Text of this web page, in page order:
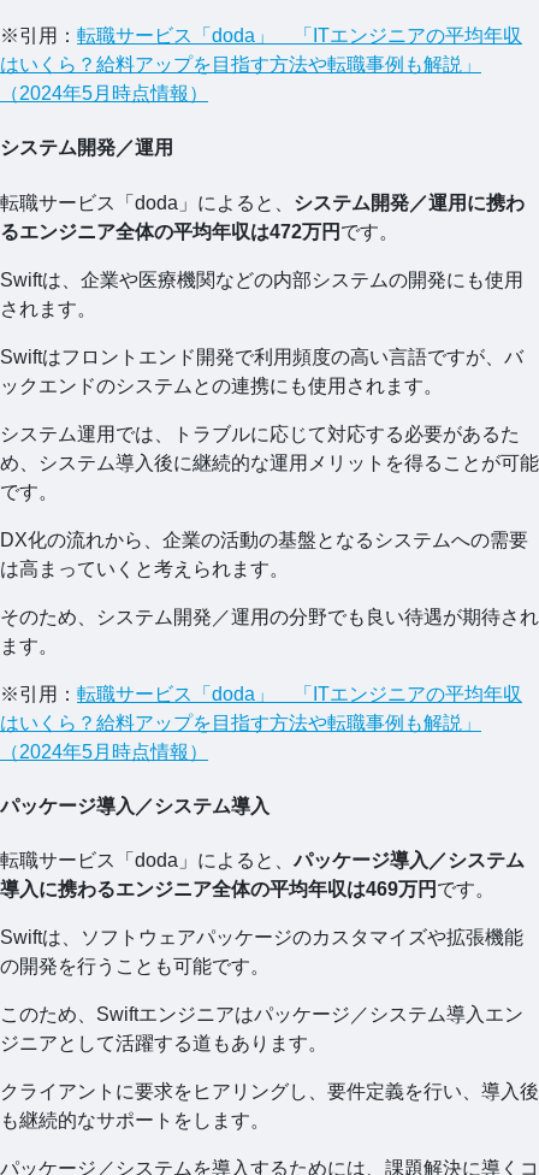
※引用： 転職サービス「doda」 「ITエンジニアの平均年収
はいくら？給料アップを目指す方法や転職事例も解説」
（2024年5月時点情報）
システム開発／運用
転職サービス「doda」によると、 システム開発／運用に携わ
るエンジニア全体の平均年収は472万円 です。
Swiftは、企業や医療機関などの内部システムの開発にも使用
されます。
Swiftはフロントエンド開発で利用頻度の高い言語ですが、バ
ックエンドのシステムとの連携にも使用されます。
システム運用では、トラブルに応じて対応する必要があるた
め、システム導入後に継続的な運用メリットを得ることが可能
です。
DX化の流れから、企業の活動の基盤となるシステムへの需要
は高まっていくと考えられます。
そのため、システム開発／運用の分野でも良い待遇が期待され
ます。
※引用： 転職サービス「doda」 「ITエンジニアの平均年収
はいくら？給料アップを目指す方法や転職事例も解説」
（2024年5月時点情報）
パッケージ導入／システム導入
転職サービス「doda」によると、パッケージ導入／システム
導入に携わるエンジニア全体の平均年収は469万円 です。
Swiftは、ソフトウェアパッケージのカスタマイズや拡張機能
の開発を行うことも可能です。
このため、Swiftエンジニアはパッケージ／システム導入エン
ジニアとして活躍する道もあります。
クライアントに要求をヒアリングし、要件定義を行い、導入後
も継続的なサポートをします。
パッケージ／システムを導入するためには、課題解決に導くコ